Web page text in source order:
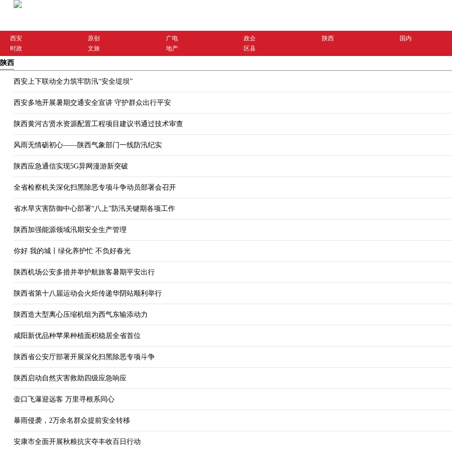
西安 原创 广电 政企 陕西 国内
时政
文旅 地产 区县
陕西
西安上下联动全力筑牢防汛“安全堤坝”
西安多地开展暑期交通安全宣讲 守护群众出行平安
陕西黄河古贤水资源配置工程项目建议书通过技术审查
风雨无情砺初心——陕西气象部门一线防汛纪实
陕西应急通信实现5G异网漫游新突破
全省检察机关深化扫黑除恶专项斗争动员部署会召开
省水旱灾害防御中心部署“八上”防汛关键期各项工作
陕西加强能源领域汛期安全生产管理
你好 我的城丨绿化养护忙 不负好春光
陕西机场公安多措并举护航旅客暑期平安出行
陕西省第十八届运动会火炬传递华阴站顺利举行
陕西造大型离心压缩机组为西气东输添动力
咸阳新优品种苹果种植面积稳居全省首位
陕西省公安厅部署开展深化扫黑除恶专项斗争
陕西启动自然灾害救助四级应急响应
壶口飞瀑迎远客 万里寻根系同心
暴雨侵袭，2万余名群众提前安全转移
安康市全面开展秋粮抗灾夺丰收百日行动